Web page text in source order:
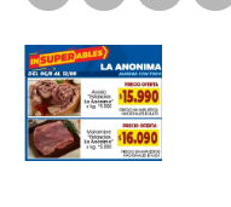
Número de teléfono